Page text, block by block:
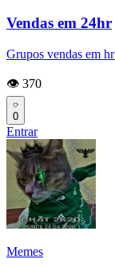
Vendas em 24hr
Grupos vendas em
👁️ 370
0
Entrar
Memes